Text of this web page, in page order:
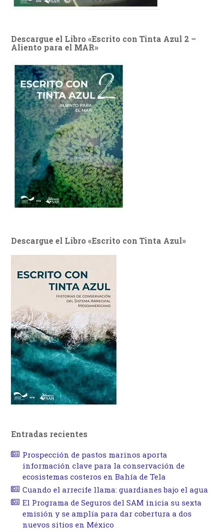
Descargue el Libro «Escrito con Tinta Azul 2 –
Aliento para el MAR»
Descargue el Libro «Escrito con Tinta Azul»
Entradas recientes
Prospección de pastos marinos aporta
información clave para la conservación de
ecosistemas costeros en Bahía de Tela
Cuando el arrecife llama: guardianes bajo el agua
El Programa de Seguros del SAM inicia su sexta
emisión y se amplía para dar cobertura a dos
nuevos sitios en México